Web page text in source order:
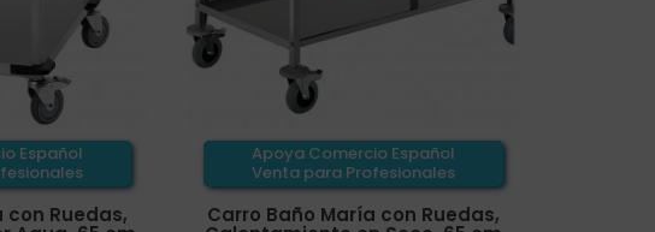
Español
con Ruedas,
Apoya Comercio Español
Venta para Profesionales
Carro Baño María con Ruedas,